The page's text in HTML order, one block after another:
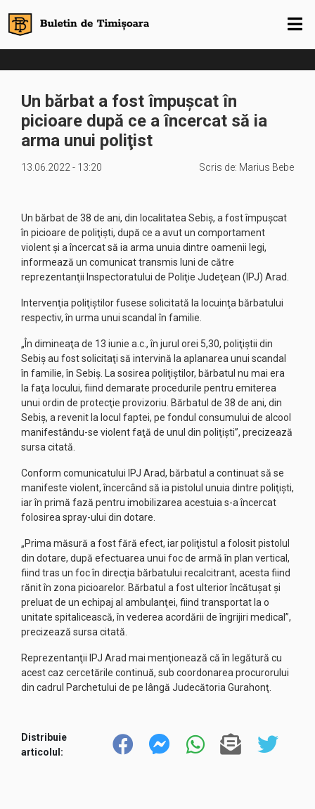
Un bărbat a fost împuşcat în
picioare după ce a încercat să ia
arma unui poliţist
13.06.2022 - 13:20 Scris de: Marius Bebe
Un bărbat de 38 de ani, din localitatea Sebiş, a fost împuşcat
în picioare de poliţişti, după ce a avut un comportament
violent şi a încercat să ia arma unuia dintre oamenii legi,
informează un comunicat transmis luni de către
reprezentanţii Inspectoratului de Poliţie Judeţean (IPJ) Arad.
Intervenţia poliţiştilor fusese solicitată la locuinţa bărbatului
respectiv, în urma unui scandal în familie.
„În dimineaţa de 13 iunie a.c., în jurul orei 5,30, poliţiştii din
Sebiş au fost solicitaţi să intervină la aplanarea unui scandal
în familie, în Sebiş. La sosirea poliţiştilor, bărbatul nu mai era
la faţa locului, fiind demarate procedurile pentru emiterea
unui ordin de protecţie provizoriu. Bărbatul de 38 de ani, din
Sebiş, a revenit la locul faptei, pe fondul consumului de alcool
manifestându-se violent faţă de unul din poliţişti”, precizează
sursa citată.
Conform comunicatului IPJ Arad, bărbatul a continuat să se
manifeste violent, încercând să ia pistolul unuia dintre poliţişti,
iar în primă fază pentru imobilizarea acestuia s-a încercat
folosirea spray-ului din dotare.
„Prima măsură a fost fără efect, iar poliţistul a folosit pistolul
din dotare, după efectuarea unui foc de armă în plan vertical,
fiind tras un foc în direcţia bărbatului recalcitrant, acesta fiind
rănit în zona picioarelor. Bărbatul a fost ulterior încătuşat şi
preluat de un echipaj al ambulanţei, fiind transportat la o
unitate spitalicească, în vederea acordării de îngrijiri medical”,
precizează sursa citată.
Reprezentanţii IPJ Arad mai menţionează că în legătură cu
acest caz cercetările continuă, sub coordonarea procurorului
din cadrul Parchetului de pe lângă Judecătoria Gurahonţ.
Distribuie
articolul: